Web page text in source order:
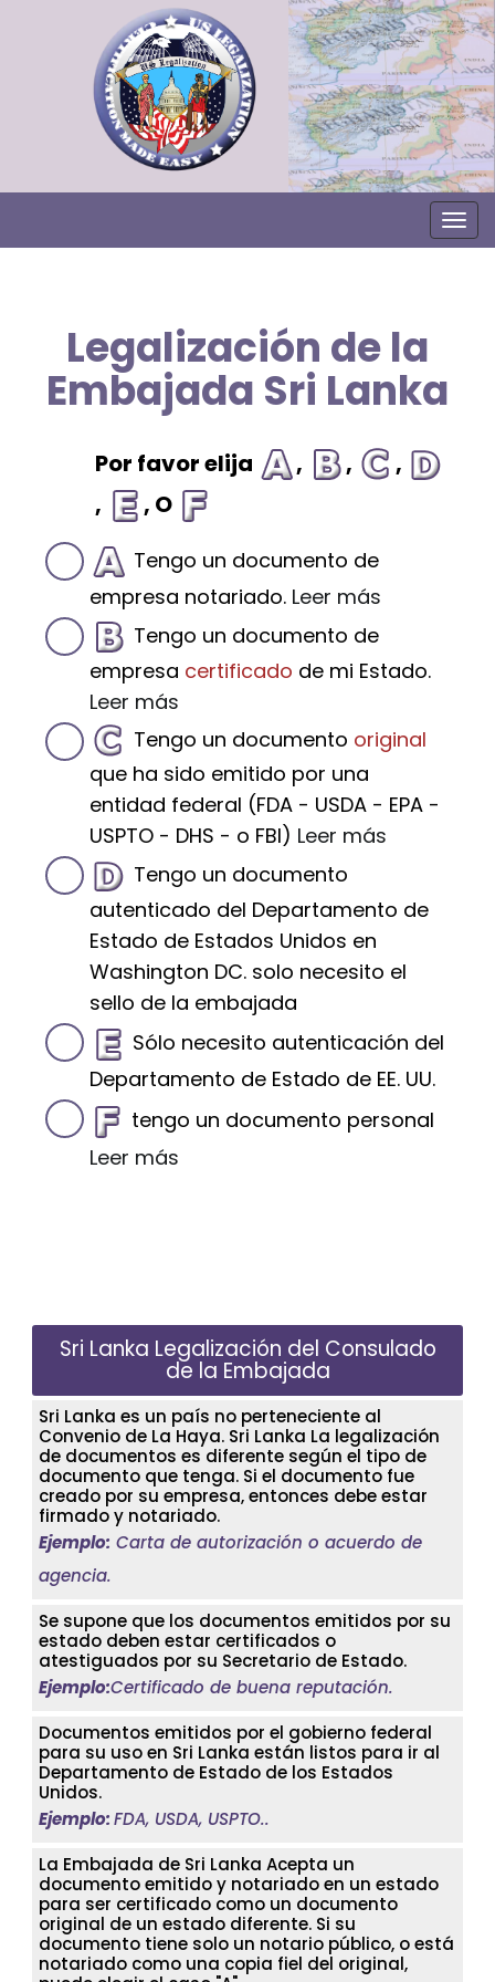
Legalización de la
Embajada Sri Lanka
Por favor elija , ,
,
,
, O
Tengo un documento de
empresa notariado. Leer más
Tengo un documento de
empresa certificado de mi Estado.
Leer más
Tengo un documento original
que ha sido emitido por una
entidad federal (FDA - USDA - EPA -
USPTO - DHS - o FBI) Leer más
Tengo un documento
autenticado del Departamento de
Estado de Estados Unidos en
Washington DC. solo necesito el
sello de la embajada
Sólo necesito autenticación del
Departamento de Estado de EE. UU.
tengo un documento personal
Leer más
Sri Lanka Legalización del Consulado
de la Embajada
Sri Lanka es un país no perteneciente al
Convenio de La Haya. Sri Lanka La legalización
de documentos es diferente según el tipo de
documento que tenga. Si el documento fue
creado por su empresa, entonces debe estar
firmado y notariado.
Ejemplo: Carta de autorización o acuerdo de
agencia.
Se supone que los documentos emitidos por su
estado deben estar certificados o
atestiguados por su Secretario de Estado.
Ejemplo:Certificado de buena reputación.
Documentos emitidos por el gobierno federal
para su uso en Sri Lanka están listos para ir al
Departamento de Estado de los Estados
Unidos.
Ejemplo:FDA, USDA, USPTO..
La Embajada de Sri Lanka Acepta un
documento emitido y notariado en un estado
para ser certificado como un documento
original de un estado diferente. Si su
documento tiene solo un notario público, o está
notariado como una copia fiel del original,